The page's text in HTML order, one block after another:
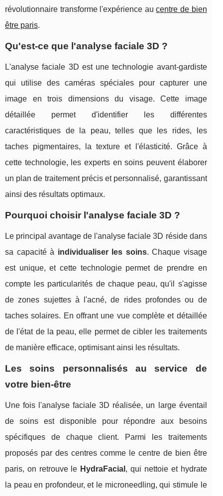
révolutionnaire transforme l'expérience aucentre de bien
être paris.
Qu'est-ce que l'analyse faciale 3D ?
L'analyse faciale 3D est une technologie avant-gardiste
qui utilise des caméras spéciales pour capturer une
image en trois dimensions du visage. Cette image
détaillée permet d'identifier les différentes
caractéristiques de la peau, telles que les rides, les
taches pigmentaires, la texture et l'élasticité. Grâce à
cette technologie, les experts en soins peuvent élaborer
un plan de traitement précis et personnalisé, garantissant
ainsi des résultats optimaux.
Pourquoi choisir l'analyse faciale 3D ?
Le principal avantage de l'analyse faciale 3D réside dans
sa capacité à individualiser les soins. Chaque visage
est unique, et cette technologie permet de prendre en
compte les particularités de chaque peau, qu'il s'agisse
de zones sujettes à l'acné, de rides profondes ou de
taches solaires. En offrant une vue complète et détaillée
de l'état de la peau, elle permet de cibler les traitements
de manière efficace, optimisant ainsi les résultats.
Les soins personnalisés au service de
votre bien-être
Une fois l'analyse faciale 3D réalisée, un large éventail
de soins est disponible pour répondre aux besoins
spécifiques de chaque client. Parmi les traitements
proposés par des centres comme le centre de bien être
paris, on retrouve le HydraFacial , qui nettoie et hydrate
la peau en profondeur, et le microneedling, qui stimule le